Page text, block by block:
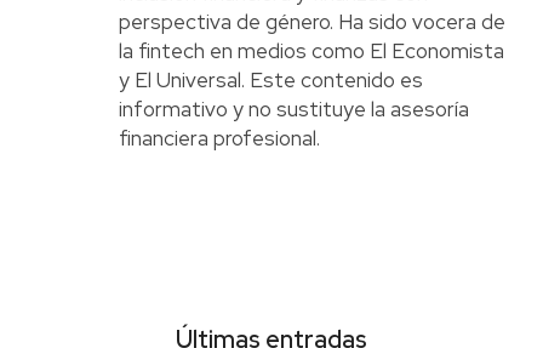
perspectiva de género. Ha sido vocera de
la fintech en medios como El Economista
y El Universal. Este contenido es
informativo y no sustituye la asesoría
financiera profesional.
Últimas entradas